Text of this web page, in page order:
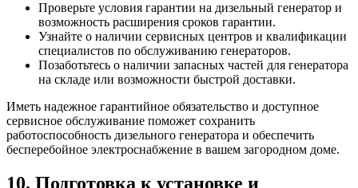
Проверьте условия гарантии на дизельный генератор и
возможность расширения сроков гарантии.
Узнайте о наличии сервисных центров и квалификации
специалистов по обслуживанию генераторов.
Позаботьтесь о наличии запасных частей для генератора
на складе или возможности быстрой доставки.
Иметь надежное гарантийное обязательство и доступное
сервисное обслуживание поможет сохранить
работоспособность дизельного генератора и обеспечить
бесперебойное электроснабжение в вашем загородном доме.
10. Подготовка к установке и